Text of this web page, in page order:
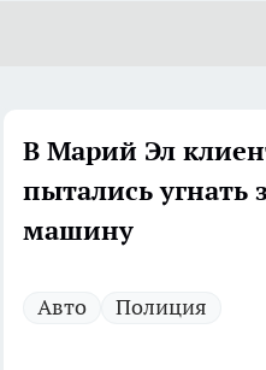
В Марий Эл
пытались угнать
машину
Авто Полиция